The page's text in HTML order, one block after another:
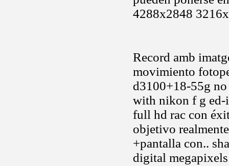
4288x2848
Record amb
movimiento
d3100+18-55g
with nikon f g
full hd rac con
objetivo
+pantalla con..
digital